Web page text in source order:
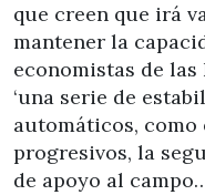
que creen que irá
mantener la
economistas de
‘una serie de
automáticos, como
progresivos, la
de apoyo al